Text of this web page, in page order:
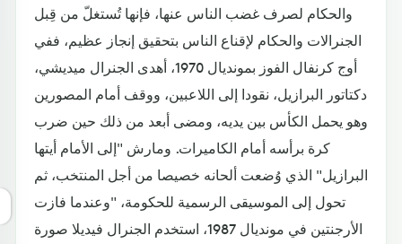
والحكام لصرف غضب الناس عنها، فإنها تُستغلّ من قِبل
الجنرالات والحكام لإقناع الناس بتحقيق إنجاز عظيم، ففي
أوج كرنفال الفوز بمونديال 1970، أهدى الجنرال ميديشي،
دكتاتور البرازيل، نقودا إلى اللاعبين، ووقف أمام المصورين
وهو يحمل الكأس بين يديه، ومضى أبعد من ذلك حين ضرب
كرة برأسه أمام الكاميرات. ومارش "إلى الأمام أيتها
البرازيل" الذي وُضعت ألحانه خصيصا من أجل المنتخب، ثم
تحول إلى الموسيقى الرسمية للحكومة، "وعندما فازت
الأرجنتين في مونديال 1987، استخدم الجنرال فيديلا صورة